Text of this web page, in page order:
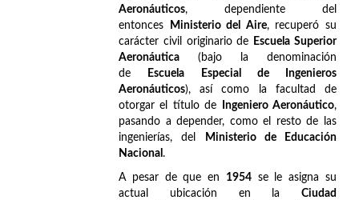
Aeronáuticos, dependiente del
entonces
Ministerio del Aire, recuperó su
carácter civil originario de
Escuela Superior
Aeronáutica (bajo la denominación
de
Escuela Especial de Ingenieros
Aeronáuticos), así como la facultad de
otorgar el título de
Ingeniero Aeronáutico,
pasando a depender, como el resto de las
ingenierías, del
Ministerio de Educación
Nacional .
A pesar de que en 1954se le asigna su
actual ubicación en la Ciudad